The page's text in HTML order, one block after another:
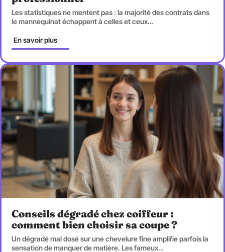
Les statistiques ne mentent pas : la majorité des contrats dans
le mannequinat échappent à celles et ceux…
En savoir plus
Conseils dégradé chez coiffeur :
comment bien choisir sa coupe ?
Un dégradé mal dosé sur une chevelure fine amplifie parfois la
sensation de manquer de matière. Les fameux…